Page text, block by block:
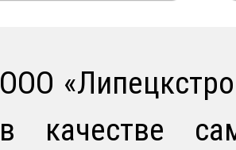
ООО
в качестве